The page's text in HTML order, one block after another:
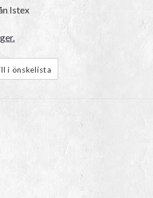
Istex
i önskelista